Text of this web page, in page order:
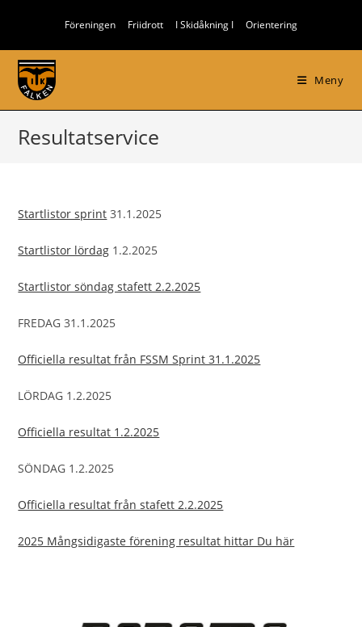
innehållet
Föreningen Friidrott I Skidåkning I Orientering
Meny
Resultatservice
Startlistor sprint 31.1.2025
Startlistor lördag 1.2.2025
Startlistor söndag stafett 2.2.2025
FREDAG 31.1.2025
Officiella resultat från FSSM Sprint 31.1.2025
LÖRDAG 1.2.2025
Officiella resultat 1.2.2025
SÖNDAG 1.2.2025
Officiella resultat från stafett 2.2.2025
2025 Mångsidigaste förening resultat hittar Du här